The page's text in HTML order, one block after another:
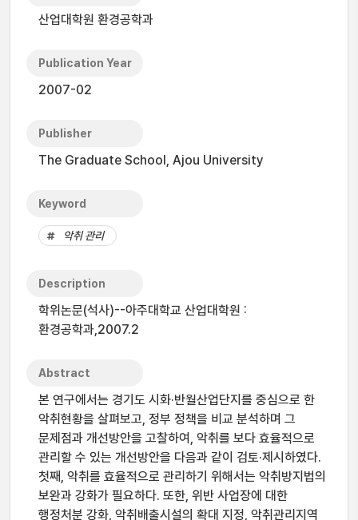
산업대학원 환경공학과
Publication Year
2007-02
Publisher
The Graduate School, Ajou University
Keyword
악취 관리
Description
학위논문(석사)--아주대학교 산업대학원 :
환경공학과,2007.2
Abstract
본 연구에서는 경기도 시화·반월산업단지를 중심으로 한
악취현황을 살펴보고, 정부 정책을 비교 분석하며 그
문제점과 개선방안을 고찰하여, 악취를 보다 효율적으로
관리할 수 있는 개선방안을 다음과 같이 검토·제시하였다.
첫째, 악취를 효율적으로 관리하기 위해서는 악취방지법의
보완과 강화가 필요하다. 또한, 위반 사업장에 대한
행정처분 강화, 악취배출시설의 확대 지정, 악취관리지역